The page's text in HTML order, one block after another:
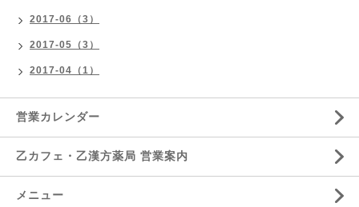
2017-06（3）
2017-05（3）
2017-04（1）
営業カレンダー
乙カフェ・乙漢方薬局 営業案内
メニュー